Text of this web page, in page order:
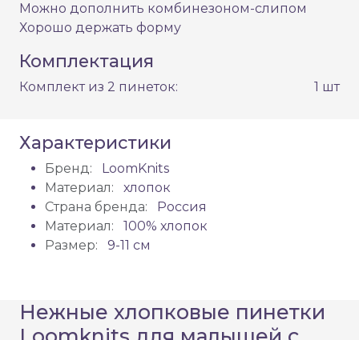
Можно дополнить комбинезоном-слипом
Хорошо держать форму
Комплектация
Комплект из 2 пинеток: 1 шт
Характеристики
Бренд:
LoomKnits
Материал:
хлопок
Страна бренда:
Россия
Материал:
100% хлопок
Размер:
9-11 см
Нежные хлопковые пинетки